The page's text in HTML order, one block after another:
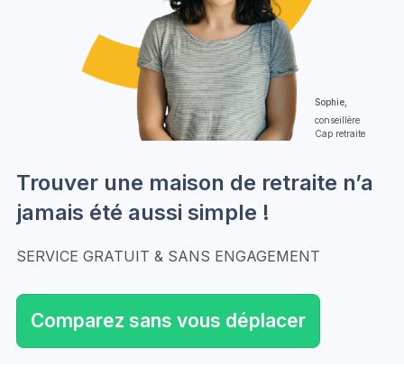
Sophie,
conseillère
Cap retraite
Trouver une maison de retraite n’a
jamais été aussi simple !
SERVICE GRATUIT & SANS ENGAGEMENT
Comparez sans vous déplacer